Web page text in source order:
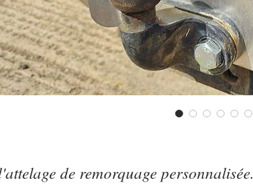
de remorquage personnalisée.